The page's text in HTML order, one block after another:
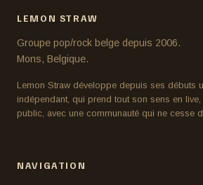
LEMON STRAW
Groupe pop/rock belge depuis 2006.
Mons, Belgique.
Lemon Straw développe depuis ses débuts
indépendant, qui prend tout son sens en
public, avec une communauté qui ne cesse
NAVIGATION